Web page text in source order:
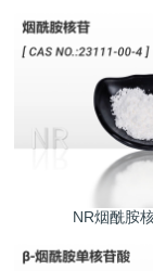
NR烟酰胺